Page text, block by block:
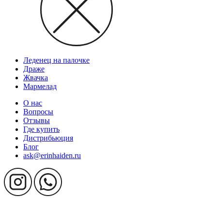
Леденец на палочке
Драже
Жвачка
Мармелад
О нас
Вопросы
Отзывы
Где купить
Дистрибьюция
Блог
ask@erinhaiden.ru